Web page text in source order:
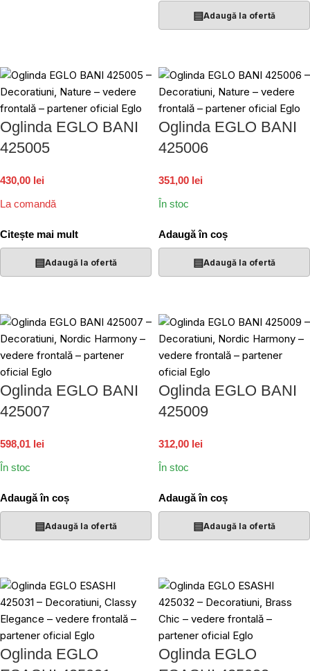
▤Adaugă la ofertă
Oglinda EGLO BANI
425005
430,00 lei
La comandă
Citește mai mult
▤Adaugă la ofertă
Oglinda EGLO BANI
425006
351,00 lei
În stoc
Adaugă în coș
▤Adaugă la ofertă
Oglinda EGLO BANI
425007
598,01 lei
În stoc
Adaugă în coș
▤Adaugă la ofertă
Oglinda EGLO BANI
425009
312,00 lei
În stoc
Adaugă în coș
▤Adaugă la ofertă
Oglinda EGLO
Oglinda EGLO